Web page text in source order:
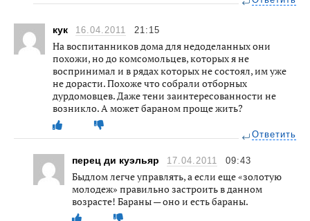
кук 16.04.2011 21:15
На воспитанников дома для недоделанных они
похожи, но до комсомольцев, которых я не
воспринимал и в рядах которых не состоял, им уже
не дорасти. Похоже что собрали отборных
дурдомовцев. Даже тени заинтересованности не
возникло. А может бараном проще жить?
Ответить
перец ди куэльяр 17.04.2011 09:43
Быдлом легче управлять, а если еще «золотую
молодеж» правильно застроить в данном
возрасте! Бараны — оно и есть бараны.